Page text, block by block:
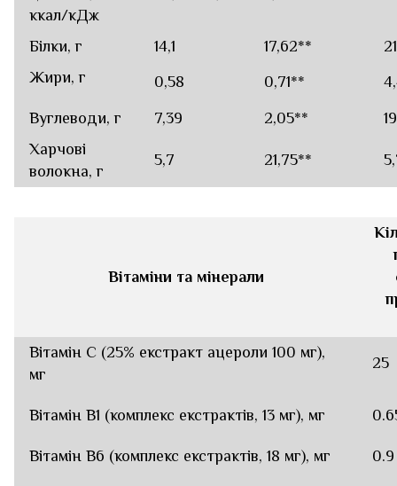
ккал/кДж
Білки, г 14,1 17,62**
Жири, г
0,58 0,71**
Вуглеводи, г 7,39 2,05**
Харчові
волокна, г
5,7 21,75**
Вітаміни та мінерали
Вітамін С (25% екстракт ацероли 100 мг),
мг
25
Вітамін В1 (комплекс екстрактів, 13 мг), мг
Вітамін В6 (комплекс екстрактів, 18 мг), мг 0.9